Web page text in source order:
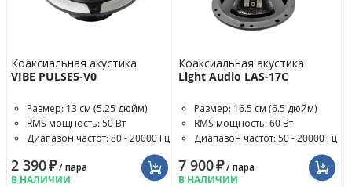
Коаксиальная акустика
VIBE PULSE5-V0
Размер: 13 см (5.25 дюйм)
RMS мощность: 50 Вт
Диапазон частот: 80 - 20000 Гц
2 390₽/ пара
В НАЛИЧИИ
Коаксиальная акустика
Light Audio LAS-17C
Размер: 16.5 см (6.5 дюйм)
RMS мощность: 60 Вт
Диапазон частот: 50 - 20000 Гц
7 900₽/ пара
В НАЛИЧИИ